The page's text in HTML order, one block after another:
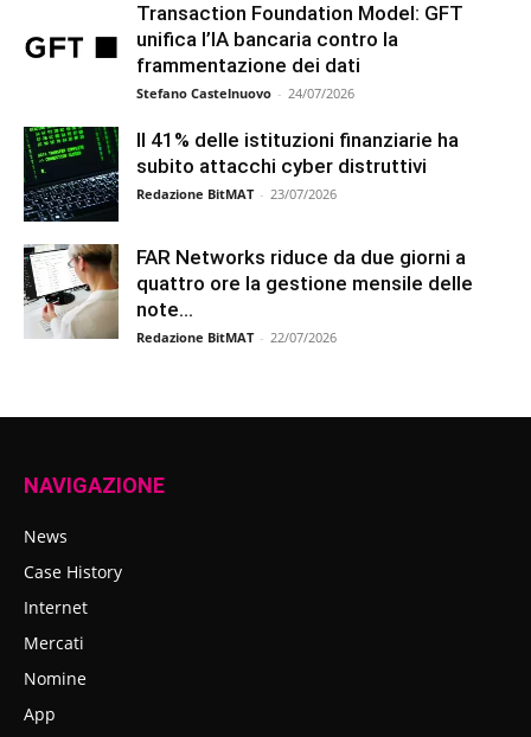
Transaction Foundation Model: GFT
unifica l’IA bancaria contro la
frammentazione dei dati
Stefano Castelnuovo - 24/07/2026
Il 41% delle istituzioni finanziarie ha
subito attacchi cyber distruttivi
Redazione BitMAT - 23/07/2026
FAR Networks riduce da due giorni a
quattro ore la gestione mensile delle
note...
Redazione BitMAT - 22/07/2026
NAVIGAZIONE
News
Case History
Internet
Mercati
Nomine
App